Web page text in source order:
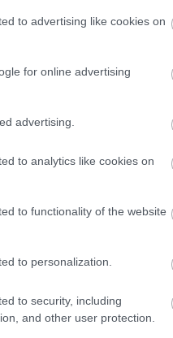
to advertising like cookies on
for online advertising
advertising.
to analytics like cookies on
to functionality of the website
to personalization.
to security, including
and other user protection.
αεροπορική
του Ομίλου
των ΗΠΑ
18:35
18:01